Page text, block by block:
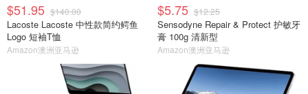
$51.95 $140.00
Lacoste Lacoste 中性款简约鳄鱼
Logo 短袖T恤
Amazon澳洲亚马逊
$5.75 $12.25
Sensodyne Repair & Protect 护敏牙
膏 100g 清新型
Amazon澳洲亚马逊